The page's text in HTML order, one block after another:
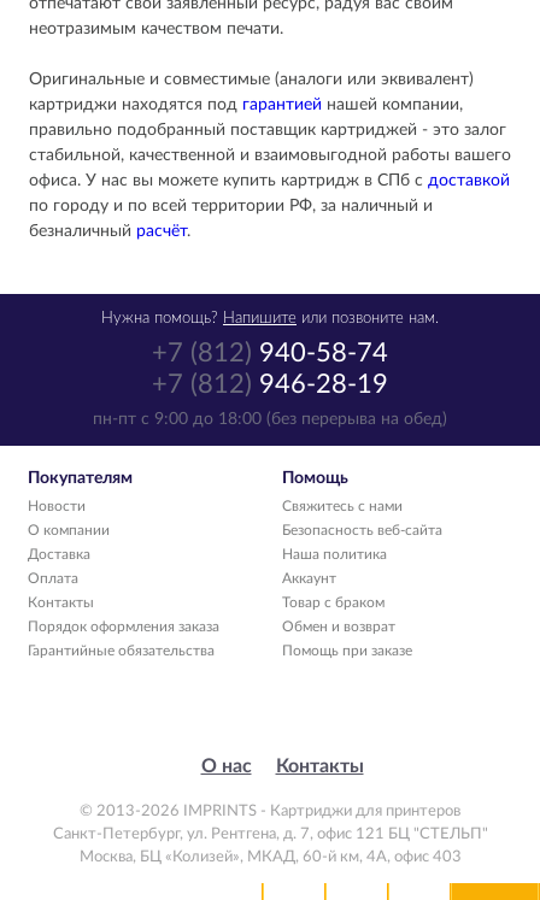
отпечатают свой заявленный ресурс, радуя вас своим
неотразимым качеством печати.
Оригинальные и совместимые (аналоги или эквивалент)
картриджи находятся под гарантией нашей компании,
правильно подобранный поставщик картриджей - это залог
стабильной, качественной и взаимовыгодной работы вашего
офиса. У нас вы можете купить картридж в СПб с доставкой
по городу и по всей территории РФ, за наличный и
безналичный расчёт.
+7 (812) 940-58-74
+7 (812) 946-28-19
пн-пт с 9:00 до 18:00 (без перерыва на обед)
Нужна помощь? Напишите или позвоните нам.
Покупателям
Новости
О компании
Доставка
Оплата
Контакты
Порядок оформления заказа
Гарантийные обязательства
Помощь
Свяжитесь с нами
Безопасность веб-сайта
Наша политика
Аккаунт
Товар с браком
Обмен и возврат
Помощь при заказе
О нас Контакты
© 2013-2026 IMPRINTS - Картриджи для принтеров
Санкт-Петербург, ул. Рентгена, д. 7, офис 121 БЦ "СТЕЛЬП"
Москва, БЦ «Колизей», МКАД, 60-й км, 4А, офис 403